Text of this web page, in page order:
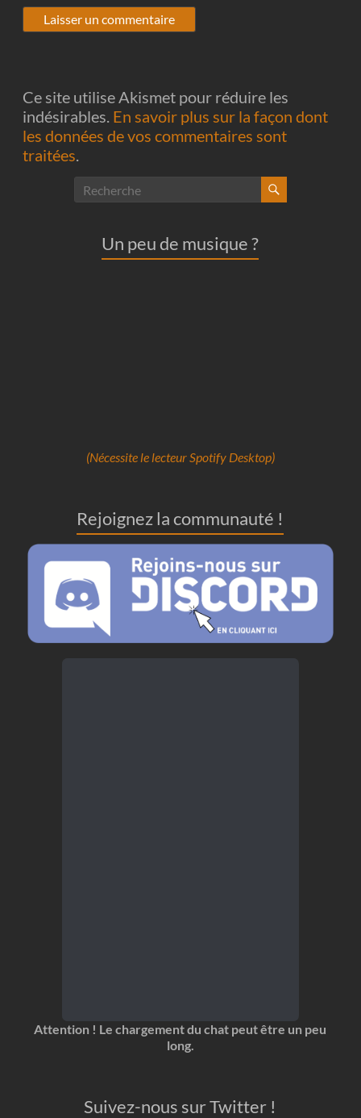
Ce site utilise Akismet pour réduire les
indésirables. En savoir plus sur la façon dont
les données de vos commentaires sont
traitées.
Un peu de musique ?
(Nécessite le lecteur Spotify Desktop)
Rejoignez la communauté !
Attention ! Le chargement du chat peut être un peu
long.
Suivez-nous sur Twitter !